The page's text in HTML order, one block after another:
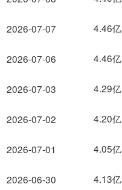
2026-07-07
2026-07-06
2026-07-03
2026-07-02
2026-07-01
2026-06-30
4.46亿
4.46亿
4.29亿
4.20亿
4.05亿
4.13亿